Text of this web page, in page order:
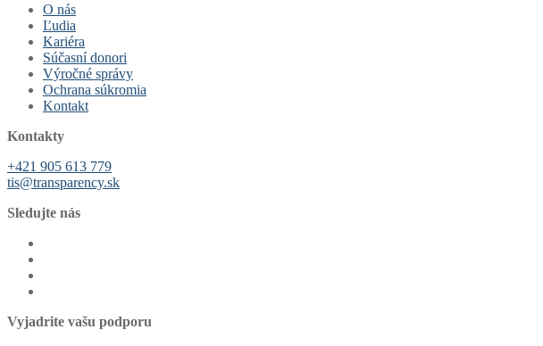
O nás
Ľudia
Kariéra
Súčasní donori
Výročné správy
Ochrana súkromia
Kontakt
Kontakty
+421 905 613 779
tis@transparency.sk
Sledujte nás
Vyjadrite vašu podporu